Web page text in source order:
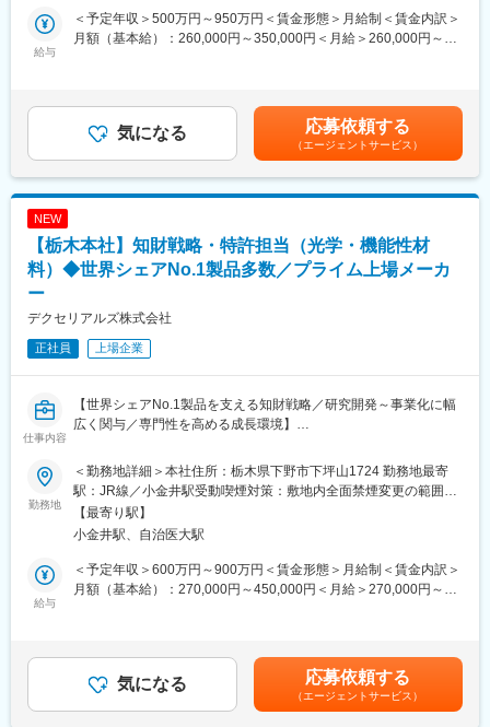
■就業環境
分析実務のスペシャリストから、複数領域の分析スキル習得、分
析解析課のリーダー、R&D戦略立案へと着実なキャリア形成が可
自性の高い製品開発をしています。当社の製品は、スマートフォ
ンをはじめノートPCやタブレットPC、薄型テレビなど、みなさ
世界シェアを誇ります。
変更の範囲：会社の定める業務
備・プロセスに関する専門性を活かし、世界に通用する光半導体
デバイスの製造現場を共に創り上げるメンバーを募集します。
光半導体デバイス（高速PD等）の量産化に向けた、前工程・後工
程を含む製造プロセスの設計。
●設備選定・立ち上げ： 特性に応じたCVD、PVD、スパッタ、
題抽出と、タクトタイム短縮・歩留まり向上に向けたプロセス改
善。
国内他拠点や協力企業、装置メーカーとの技術打ち合わせ、設備
仕様策定の窓口業務。
■業務のやりがい：
ゼロから構築し、製品が市場に出るまでの全工程をリードできま
す。
・多角的な技術習得： デバイス特性の理解から、装置のオペレー
ション、自動化・省人化まで、生産技術者として幅広いキャリア
を築けます。
■入社後のキャリアプラン
せた持続可能な生産体制を構築・牽引する役割を担っていただき
ます。
給与
＜予定年収＞500万円～950万円＜賃金形態＞月給制＜賃金内訳＞
月額（基本給）：260,000円～350,000円＜月給＞260,000円～
3年連続支給）賃金はあくまでも目安の金額であり、選考を通じて
上下する可能性があります。月給(月額)は固定手当を含めた表記で
す。
気になる 応募依頼する
（エージェントサービス）
NEW
【栃木本社】知財戦略・特許担当（光学・機能性材
料）◆世界シェアNo.1製品多数／プライム上場メーカ
ー
デクセリアルズ株式会社
正社員 上場企業
仕事内容
【世界シェアNo.1製品を支える知財戦略／研究開発～事業化に幅
広く関与／専門性を高める成長環境】
■業務概要
当社は電子部品や機能性材料の分野で、世界トップシェア製品を
複数保有するプライム上場メーカーです。本ポジションは、光学
材料や機能性材料を中心に、国内外の事業成長を知的財産面から
支える知財戦略・特許担当としてご活躍いただきます。特許の権
利化業務や他社特許調査に加え、知財戦略立案や知財インテリジ
ェンス活動（IPランドスケープ、知財DX等）を通じて新規事業の
・特許出願、権利化業務
・他社特許調査、先行技術調査、競合分析
・知財戦略立案、渉外対応（交渉、訴訟など）
勤務地
＜勤務地詳細＞本社住所：栃木県下野市下坪山1724 勤務地最寄
駅：JR線／小金井駅受動喫煙対策：敷地内全面禁煙変更の範囲：
会社の定める事業所（リモートワーク含む）
【最寄り駅】
小金井駅、自治医大駅
給与
＜予定年収＞600万円～900万円＜賃金形態＞月給制＜賃金内訳＞
月額（基本給）：270,000円～450,000円＜月給＞270,000円～
気になる 応募依頼する
（エージェントサービス）